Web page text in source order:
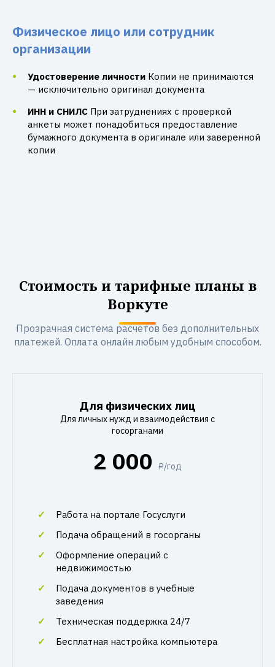
Физическое лицо или сотрудник
организации
Удостоверение личности Копии не принимаются
— исключительно оригинал документа
ИНН и СНИЛС При затруднениях с проверкой
анкеты может понадобиться предоставление
бумажного документа в оригинале или заверенной
копии
Стоимость и тарифные планы в
Воркуте
Прозрачная система расчетов без дополнительных
платежей. Оплата онлайн любым удобным способом.
Для физических лиц
Для личных нужд и взаимодействия с
госорганами
2 000 ₽/год
Работа на портале Госуслуги
Подача обращений в госорганы
Оформление операций с
недвижимостью
Подача документов в учебные
заведения
Техническая поддержка 24/7
Бесплатная настройка компьютера